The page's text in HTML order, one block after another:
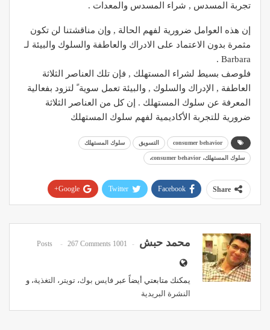
تجربة المسدس , شراء المسدس والمعدات .
إن هذه العوامل ضرورية لفهم الحالة , وإن مناقشتنا لن تكون
مثمرة بدون الاعتماد على الادراك والعاطفة والسلوك والبيئة لـ
Barbara .
فلوصف بسيط لشراء المستهلك , فإن تلك العناصر الثلاثة
العاطفة , الإدراك والسلوك , والبيئة تعمل سوية ً لتزود بفعالية
المعرفة عن سلوك المستهلك . إن كل من العناصر الثلاثة
ضرورية للتجربة الأكاديمية لفهم سلوك المستهلك
consumer behavior التسويق سلوك المستهلك
سلوك المستهلك، consumer behavior،
Share
Facebook
Twitter
Google+
محمد حبش 1001 Posts
267 Comments
يمكنك متابعتي أيضاً عبر فايس بوك، تويتر ، التغذية، و
النشرة البريدية